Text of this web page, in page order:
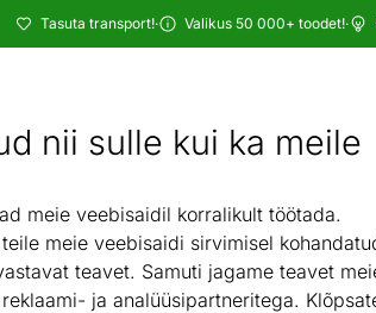
nii sulle kui ka meile
meie veebisaidil korralikult töötada.
meie veebisaidi sirvimisel
teavet. Samuti jagame teavet
ja analüüsipartneritega.
Tasuta transport!· Valikus 50 000+ toodet!·